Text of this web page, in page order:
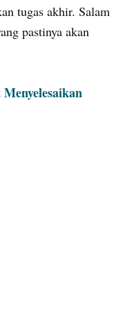
tugas akhir. Salam
pastinya akan